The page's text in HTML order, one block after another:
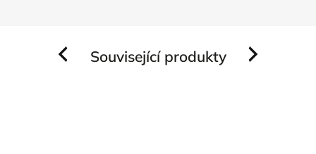
Související produkty
Previous Next